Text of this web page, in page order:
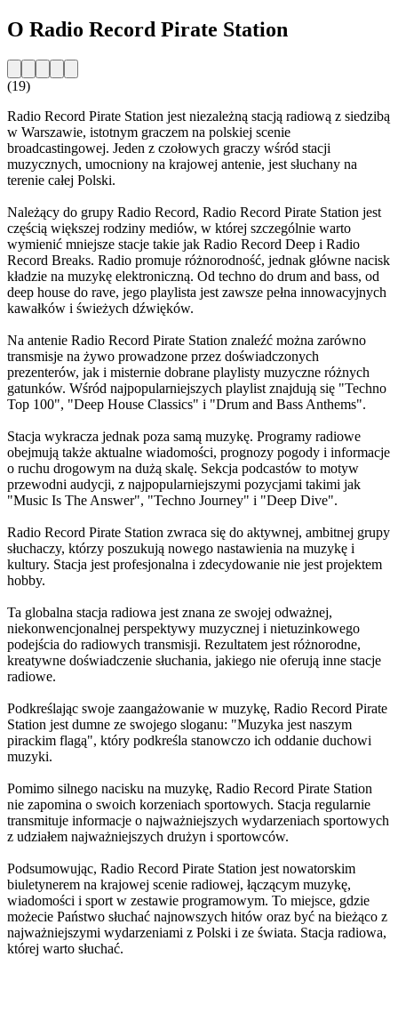
O Radio Record Pirate Station
(19)
Radio Record Pirate Station jest niezależną stacją radiową z siedzibą
w Warszawie, istotnym graczem na polskiej scenie
broadcastingowej. Jeden z czołowych graczy wśród stacji
muzycznych, umocniony na krajowej antenie, jest słuchany na
terenie całej Polski.
Należący do grupy Radio Record, Radio Record Pirate Station jest
częścią większej rodziny mediów, w której szczególnie warto
wymienić mniejsze stacje takie jak Radio Record Deep i Radio
Record Breaks. Radio promuje różnorodność, jednak główne nacisk
kładzie na muzykę elektroniczną. Od techno do drum and bass, od
deep house do rave, jego playlista jest zawsze pełna innowacyjnych
kawałków i świeżych dźwięków.
Na antenie Radio Record Pirate Station znaleźć można zarówno
transmisje na żywo prowadzone przez doświadczonych
prezenterów, jak i misternie dobrane playlisty muzyczne różnych
gatunków. Wśród najpopularniejszych playlist znajdują się "Techno
Top 100", "Deep House Classics" i "Drum and Bass Anthems".
Stacja wykracza jednak poza samą muzykę. Programy radiowe
obejmują także aktualne wiadomości, prognozy pogody i informacje
o ruchu drogowym na dużą skalę. Sekcja podcastów to motyw
przewodni audycji, z najpopularniejszymi pozycjami takimi jak
"Music Is The Answer", "Techno Journey" i "Deep Dive".
Radio Record Pirate Station zwraca się do aktywnej, ambitnej grupy
słuchaczy, którzy poszukują nowego nastawienia na muzykę i
kultury. Stacja jest profesjonalna i zdecydowanie nie jest projektem
hobby.
Ta globalna stacja radiowa jest znana ze swojej odważnej,
niekonwencjonalnej perspektywy muzycznej i nietuzinkowego
podejścia do radiowych transmisji. Rezultatem jest różnorodne,
kreatywne doświadczenie słuchania, jakiego nie oferują inne stacje
radiowe.
Podkreślając swoje zaangażowanie w muzykę, Radio Record Pirate
Station jest dumne ze swojego sloganu: "Muzyka jest naszym
pirackim flagą", który podkreśla stanowczo ich oddanie duchowi
muzyki.
Pomimo silnego nacisku na muzykę, Radio Record Pirate Station
nie zapomina o swoich korzeniach sportowych. Stacja regularnie
transmituje informacje o najważniejszych wydarzeniach sportowych
z udziałem najważniejszych drużyn i sportowców.
Podsumowując, Radio Record Pirate Station jest nowatorskim
biuletynerem na krajowej scenie radiowej, łączącym muzykę,
wiadomości i sport w zestawie programowym. To miejsce, gdzie
możecie Państwo słuchać najnowszych hitów oraz być na bieżąco z
najważniejszymi wydarzeniami z Polski i ze świata. Stacja radiowa,
której warto słuchać.